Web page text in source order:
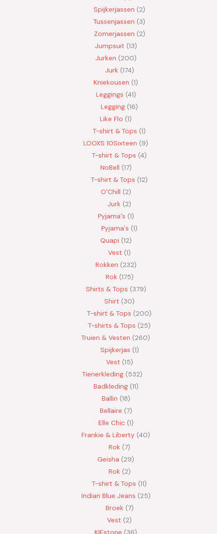
Spijkerjassen
2
Tussenjassen
3
Zomerjassen 2
Jumpsuit 13
Jurken 200
Jurk 174
Kniekousen 1
Leggings 41
Legging 16
Like Flo 1
T-shirt & Tops 1
LOOXS 10Sixteen
9
T-shirt & Tops 4
NoBell 17
T-shirt & Tops 12
O'Chill 2
Jurk 2
Pyjama's 1
Pyjama's 1
Quapi 12
Vest 1
Rokken 232
Rok 175
Shirts & Tops 379
Shirt
30
T-shirt & Tops
200
T-shirts & Tops
25
Truien & Vesten
260
Spijkerjas 1
Vest 15
Tienerkleding 532
Badkleding 11
Ballin 18
Bellaire 7
Elle Chic 1
Frankie & Liberty 40
Rok 7
Geisha
29
Rok 2
T-shirt & Tops 11
Indian Blue Jeans 25
Broek 7
Vest
2
KIEstone
36